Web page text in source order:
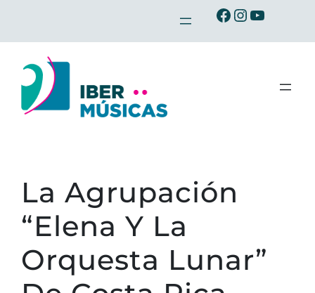
contenido
Ibermusicas en Facebook
Ibermusicas en Instagram
Ibermusicas en Youtube
La Agrupación
“Elena Y La
Orquesta Lunar”